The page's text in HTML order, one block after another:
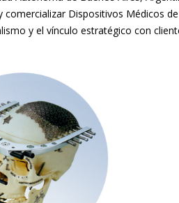
Dispositivos Médicos
y el vínculo estratégico con